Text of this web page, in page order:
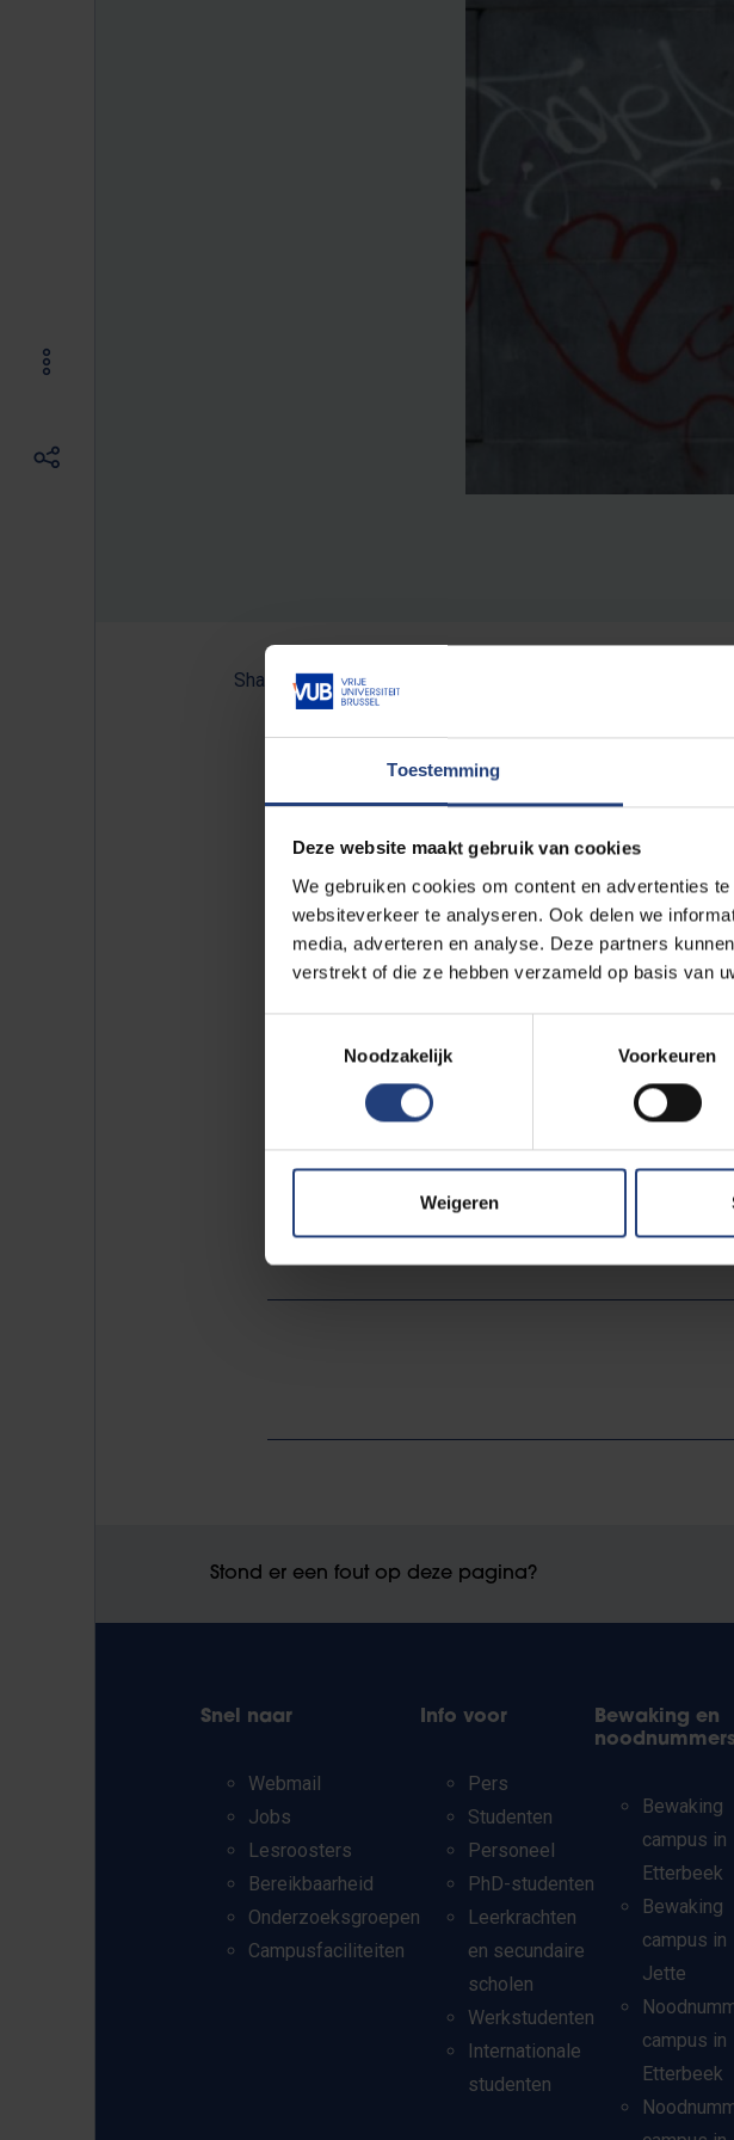
Toestemming
Deze website maakt gebruik van cookies
We gebruiken cookies om content en advertenties
websiteverkeer te analyseren. Ook delen we
media, adverteren en analyse. Deze partners
verstrekt of die ze hebben verzameld op basis van
Noodzakelijk
Voorkeuren
Weigeren
Share:
domein van de wiskunde, dat resultaten
in zijn meest breed uitwaaierende zin. Zo gaf ze
tussen beeldvervalsing en wiskunde, schrijft ze
wetenschapstijdschrift EOS en organiseert ze
Je kan haar nominatie verzilveren door een stem
https://www.cera-award.be/seniorvoting.aspx
Stond er een fout op deze pagina?
Snel naar
Webmail
Jobs
Lesroosters
Bereikbaarheid
Onderzoeksgroepen
Campusfaciliteiten
Info voor
Pers
Studenten
Personeel
PhD-studenten
Leerkrachten
en secundaire
scholen
Werkstudenten
Internationale
studenten
Bewaking en
Bewaking
campus in
Etterbeek
Bewaking
campus in
Jette
campus in
Etterbeek